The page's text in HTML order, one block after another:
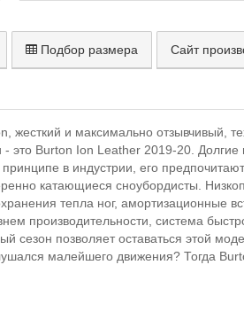
Подбор размера Сайт
жесткий и максимально отзывчивый,
Burton Ion Leather 2019-20. Долгие
в индустрии, его
катающиеся сноубордисты.
тепла ног, амортизационные
производительности, система
сезон позволяет оставаться этой
малейшего движения? Тогда